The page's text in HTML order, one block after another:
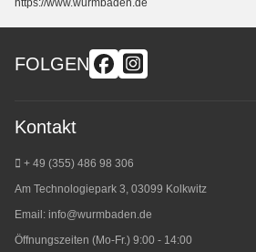
FOLGEN
Kontakt
+ 49 (355) 486 98 306
Am Technologiepark 3, 03099 Kolkwitz
Email: info@wurmbaden.de
Öffnungszeiten (Mo-Fr.) 9:00 - 14:00